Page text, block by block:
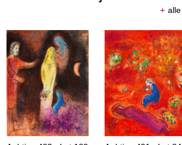
, 1960
+ alle